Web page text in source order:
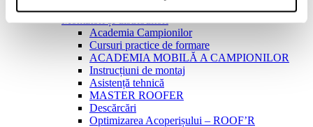
Academia Campionilor
Cursuri practice de formare
ACADEMIA MOBILĂ A CAMPIONILOR
Instrucțiuni de montaj
Asistență tehnică
MASTER ROOFER
Descărcări
Optimizarea Acoperișului – ROOF’R